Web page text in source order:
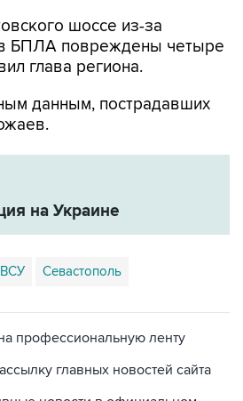
шоссе из-за
БПЛА повреждены четыре
глава региона.
данным, пострадавших
на Украине
ВСУ Севастополь
профессиональную ленту
главных новостей сайта